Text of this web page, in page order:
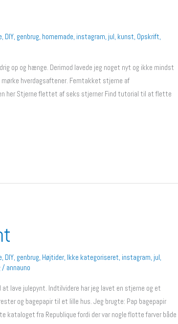
, DIY, genbrug, homemade, instagram, jul, kunst, Opskrift,
op og hænge. Derimod lavede jeg noget nyt og ikke mindst
hverdagsaftener. Femtakket stjerne af
her Stjerne flettet af seks stjerner Find tutorial til at flette
DIY genbrug Højtider, Ikke kategoriseret instagram jul
/ annauno
lave julepynt. Indtilvidere har jeg lavet en stjerne og et
og bagepapir til et lille hus. Jeg brugte: Pap bagepapir
kataloget fra Republique fordi der var nogle flotte farver både